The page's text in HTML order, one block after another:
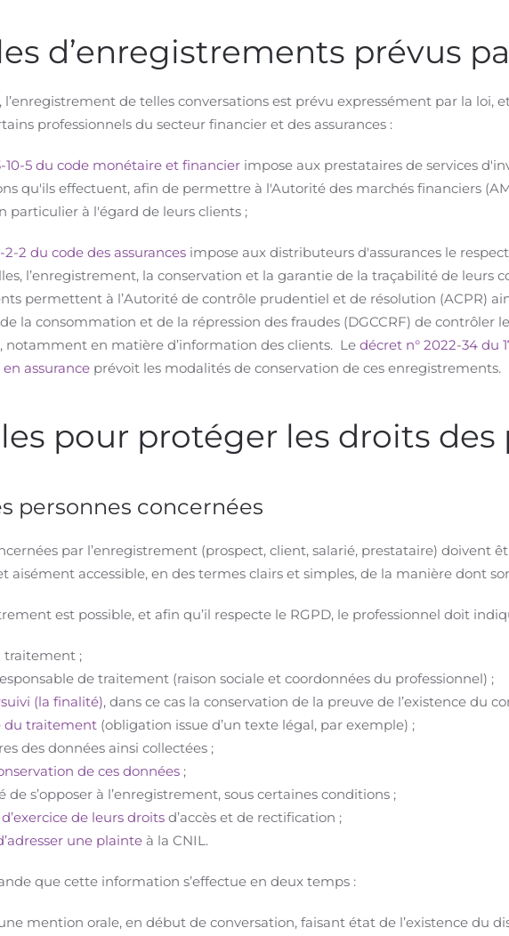
d’enregistrements prévus
l’enregistrement de telles conversations est prévu expressément par la loi,
professionnels du secteur financier et des assurances :
10-5 du code monétaire et financier impose aux prestataires de services
qu'ils effectuent, afin de permettre à l'Autorité des marchés financiers
particulier à l'égard de leurs clients ;
2-2 du code des assurances impose aux distributeurs d'assurances le
l’enregistrement, la conservation et la garantie de la traçabilité de leurs
permettent à l’Autorité de contrôle prudentiel et de résolution (ACPR)
la consommation et de la répression des fraudes (DGCCRF) de contrôler
notamment en matière d’information des clients. Le décret n° 2022-34 du
assurance prévoit les modalités de conservation de ces enregistrements.
pour protéger les droits des
personnes concernées
par l’enregistrement (prospect, client, salarié, prestataire) doivent
aisément accessible, en des termes clairs et simples, de la manière dont
est possible, et afin qu’il respecte le RGPD, le professionnel doit
traitement ;
de traitement (raison sociale et coordonnées du professionnel) ;
(la finalité), dans ce cas la conservation de la preuve de l’existence du
du traitement (obligation issue d’un texte légal, par exemple) ;
des données ainsi collectées ;
de ces données ;
de s’opposer à l’enregistrement, sous certaines conditions ;
de leurs droits d’accès et de rectification ;
une plainte à la CNIL.
que cette information s’effectue en deux temps :
mention orale, en début de conversation, faisant état de l’existence du